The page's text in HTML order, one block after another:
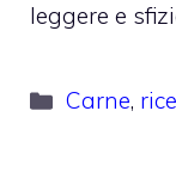
leggere e
Categorie
Carne,